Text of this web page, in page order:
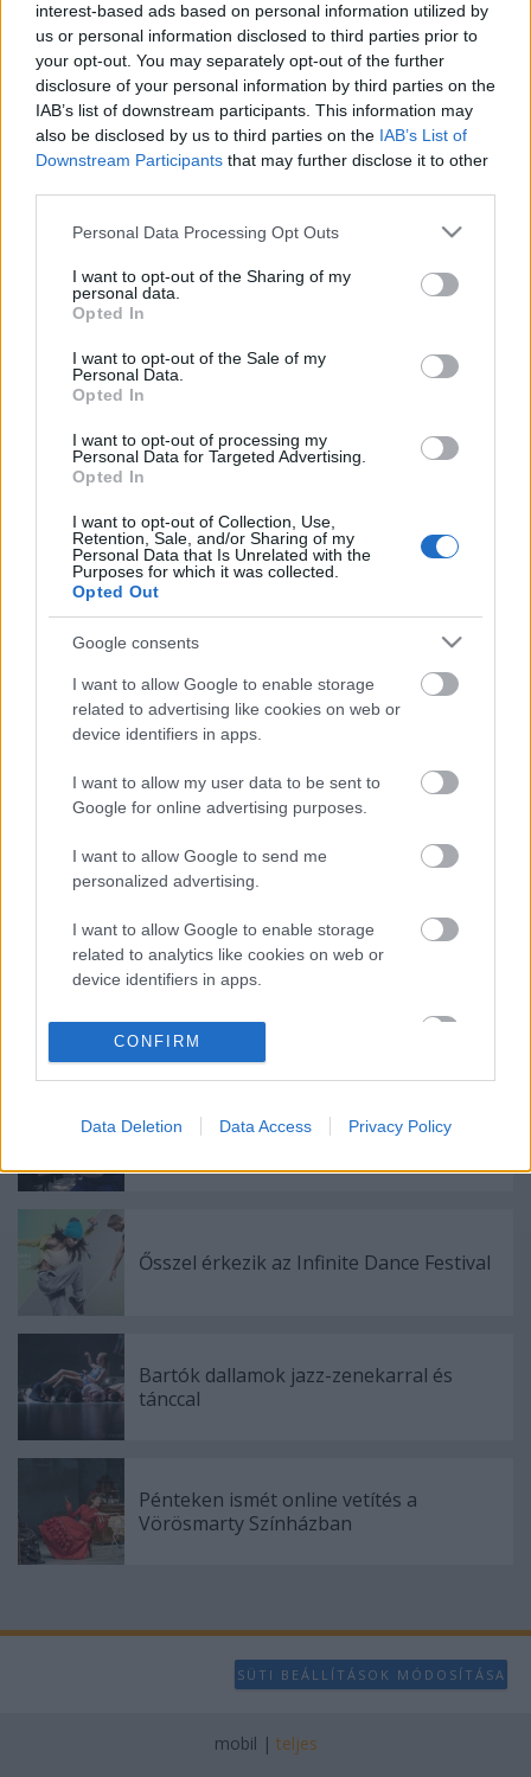
interest-based ads based on personal information utilized by
us or personal information disclosed to third parties prior to
your opt-out. You may separately opt-out of the further
disclosure of your personal information by third parties on the
IAB’s list of downstream participants. This information may
also be disclosed by us to third parties on the IAB’s List of
Downstream Participants that may further disclose it to other
Please note that this website/app uses one or more Google
not limited to your visit or usage behaviour. You may click to
grant or deny consent to Google and its third-party tags to
use your data for below specified purposes in below Google
consent section.
Personal Data Processing Opt Outs
I want to opt-out of the Sharing of my
personal data.
Opted In
I want to opt-out of the Sale of my
Personal Data.
Opted In
I want to opt-out of processing my
Personal Data for Targeted Advertising.
Opted In
I want to opt-out of Collection, Use,
Retention, Sale, and/or Sharing of my
Personal Data that Is Unrelated with the
Purposes for which it was collected.
Opted Out
Google consents
I want to allow Google to enable storage
related to advertising like cookies on web or
device identifiers in apps.
I want to allow my user data to be sent to
Google for online advertising purposes.
I want to allow Google to send me
personalized advertising.
I want to allow Google to enable storage
related to analytics like cookies on web or
device identifiers in apps.
I want to allow Google to enable storage
related to functionality of the website or app.
related to personalization.
I want to allow Google to enable storage
functionality and fraud prevention, and other
user protection.
CONFIRM
Data Deletion Data Access Privacy Policy
Az MC 93 -Bobigny a nagy portugál drámaírónak,
Antonio Lobo Antunesdrámáit mutatja be
Georges Lavaudant
állítja színpadra. Különleges előadásnak ígérkezik
Koltes: La Nuit juste avant les forêt
Louvre-ban található Atelier színpadon 2011.
novemberében.
Clermont-Ferrand-ban januárban mutatják be
Krzysztof Warlikowski
előadást, amelynek szövegét többek között Koltès,
Kafka és Coetzee műveiből állította össze a rendező.
A produkciót később az Odeonban is műsorra tűzik
februárban.
Forrás:ITI Magyar Központ
Ajánlott bejegyzések:
Színház érzékenyítő fesztiválja
Akárki a Dóm téren
Ősszel érkezik az Infinite Dance Festival
Bartók dallamok jazz-zenekarral és
tánccal
Pénteken ismét online vetítés a
Vörösmarty Színházban
SÜTI BEÁLLÍTÁSOK MÓDOSÍTÁSA
mobil | teljes